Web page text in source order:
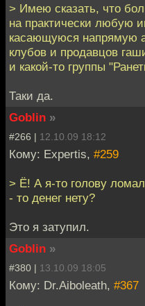
> Имею сказать, что
на практически любую
касающуюся напрямую
клубов и продавцов
и какой-то группы
Таки да.
Goblin »
#266 | 12.10.09 18:12
Кому: Expertis, #259
> Ё! А я-то голову
- то денег нету?
Это я затупил.
Goblin »
#380 | 13.10.09 18:05
Кому: Dr.Aiboleath, #367